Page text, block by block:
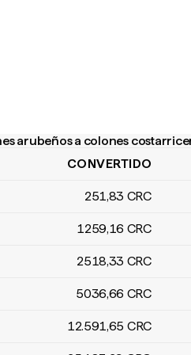
arubeños a colones
arubeños a colones
CONVERTIDO
251,83 CRC
1259,16 CRC
2518,33 CRC
5036,66 CRC
12.591,65 CRC